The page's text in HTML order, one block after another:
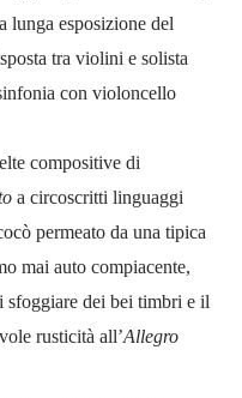
lunga esposizione del
tra violini e solista
con violoncello
compositive di
a circoscritti linguaggi
permeato da una tipica
mai auto compiacente,
sfoggiare dei bei timbri e il
rusticità all’Allegro